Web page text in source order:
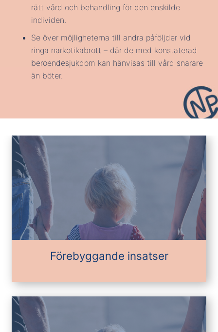
rätt vård och behandling för den enskilde
individen.
Se över möjligheterna till andra påföljder vid
ringa narkotikabrott – där de med konstaterad
beroendesjukdom kan hänvisas till vård snarare
än böter.
Förebyggande insatser